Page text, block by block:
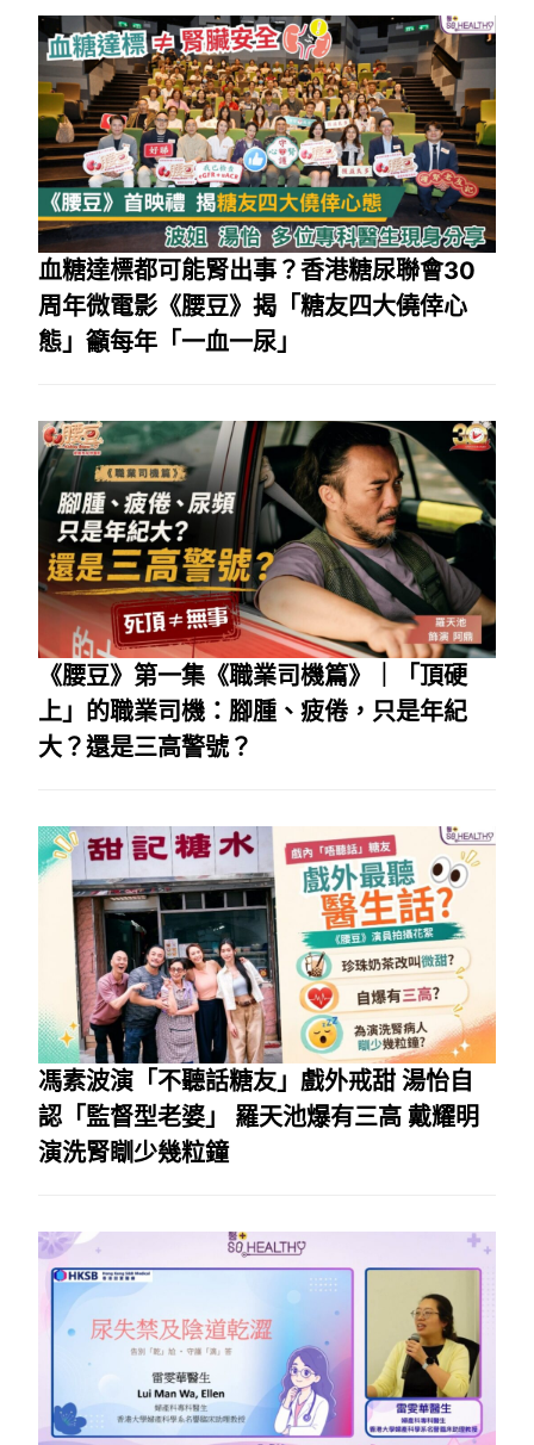
血糖達標都可能腎出事？香港糖尿聯會30
周年微電影《腰豆》揭「糖友四大僥倖心
態」籲每年「一血一尿」
《腰豆》第一集《職業司機篇》｜「頂硬
上」的職業司機：腳腫、疲倦，只是年紀
大？還是三高警號？
馮素波演「不聽話糖友」戲外戒甜 湯怡自
認「監督型老婆」 羅天池爆有三高 戴耀明
演洗腎瞓少幾粒鐘